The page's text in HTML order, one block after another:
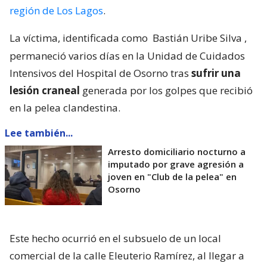
región de Los Lagos.
La víctima, identificada como Bastián Uribe Silva ,
permaneció varios días en la Unidad de Cuidados
Intensivos del Hospital de Osorno tras sufrir una
lesión craneal generada por los golpes que recibió
en la pelea clandestina.
Lee también...
Arresto domiciliario nocturno a
imputado por grave agresión a
joven en "Club de la pelea" en
Osorno
Este hecho ocurrió en el subsuelo de un local
comercial de la calle Eleuterio Ramírez, al llegar a